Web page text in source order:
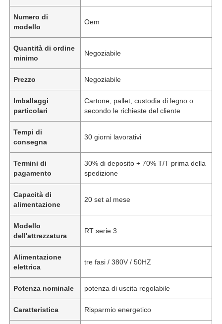
Numero di
modello
Oem
Quantità di ordine
minimo
Negoziabile
Prezzo Negoziabile
Imballaggi
particolari
Cartone, pallet, custodia di legno o
secondo le richieste del cliente
Tempi di
consegna
30 giorni lavorativi
Termini di
pagamento
30% di deposito + 70% T/T prima della
spedizione
Capacità di
alimentazione
20 set al mese
Modello
dell'attrezzatura
RT serie 3
Alimentazione
elettrica
tre fasi / 380V / 50HZ
Potenza nominale potenza di uscita regolabile
Caratteristica Risparmio energetico